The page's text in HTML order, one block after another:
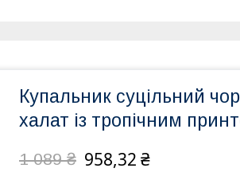
Купальник суцільний
халат із тропічним
1 089 ₴ 958,32 ₴